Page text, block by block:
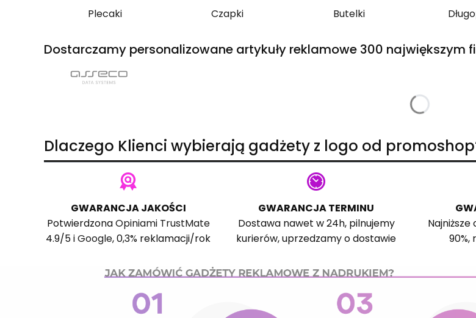
Plecaki Czapki Butelki
Dostarczamy personalizowane artykuły reklamowe 300 największym
Dlaczego Klienci wybierają gadżety z logo od
GWARANCJA JAKOŚCI
PotwierdzonaOpiniami TrustMate
4.9/5 iGoogle, 0,3% reklamacji/rok
GWARANCJA TERMINU
Dostawa nawet w 24h, pilnujemy
kurierów, uprzedzamy o dostawie